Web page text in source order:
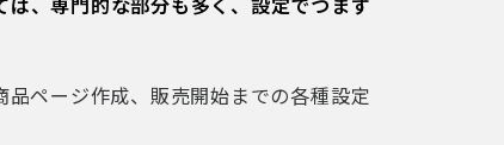
ページ作成、販売開始までの各種設定